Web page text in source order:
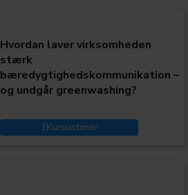
Hvordan laver virksomheden
stærk
bæredygtighedskommunikation –
og undgår greenwashing?
1Kursustimer